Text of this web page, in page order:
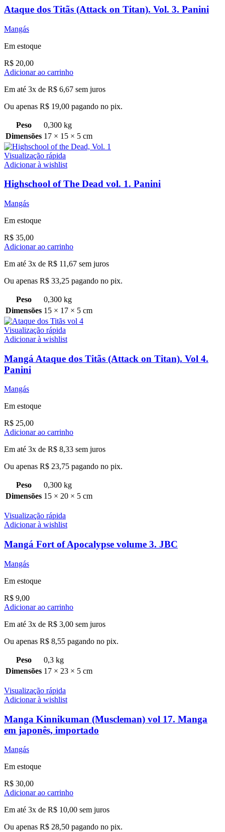
Ataque dos Titãs (Attack on Titan). Vol. 3. Panini
Mangás
Em estoque
R$ 20,00
Adicionar ao carrinho
Em até 3x de R$ 6,67 sem juros
Ou apenas R$ 19,00 pagando no pix.
Peso
0,300 kg
Dimensões 17 × 15 × 5 cm
Visualização rápida
Adicionar à wishlist
Highschool of The Dead vol. 1. Panini
Mangás
Em estoque
R$ 35,00
Adicionar ao carrinho
Em até 3x de R$ 11,67 sem juros
Ou apenas R$ 33,25 pagando no pix.
Peso
0,300 kg
Dimensões 15 × 17 × 5 cm
Visualização rápida
Adicionar à wishlist
Mangá Ataque dos Titãs (Attack on Titan). Vol 4.
Panini
Mangás
Em estoque
R$ 25,00
Adicionar ao carrinho
Em até 3x de R$ 8,33 sem juros
Ou apenas R$ 23,75 pagando no pix.
Peso
0,300 kg
Dimensões 15 × 20 × 5 cm
Visualização rápida
Adicionar à wishlist
Mangá Fort of Apocalypse volume 3. JBC
Mangás
Em estoque
R$ 9,00
Adicionar ao carrinho
Em até 3x de R$ 3,00 sem juros
Ou apenas R$ 8,55 pagando no pix.
Peso
0,3 kg
Dimensões 17 × 23 × 5 cm
Visualização rápida
Adicionar à wishlist
Manga Kinnikuman (Muscleman) vol 17. Manga
em japonês, importado
Mangás
Em estoque
R$ 30,00
Adicionar ao carrinho
Em até 3x de R$ 10,00 sem juros
Ou apenas R$ 28,50 pagando no pix.